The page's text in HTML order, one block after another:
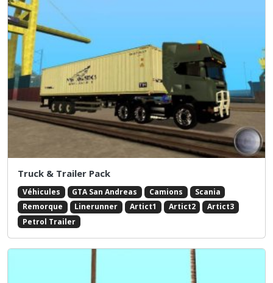
Truck & Trailer Pack
Véhicules GTA San Andreas Camions
Scania
Remorque
Linerunner Artict1 Artict2
Artict3
Petrol Trailer